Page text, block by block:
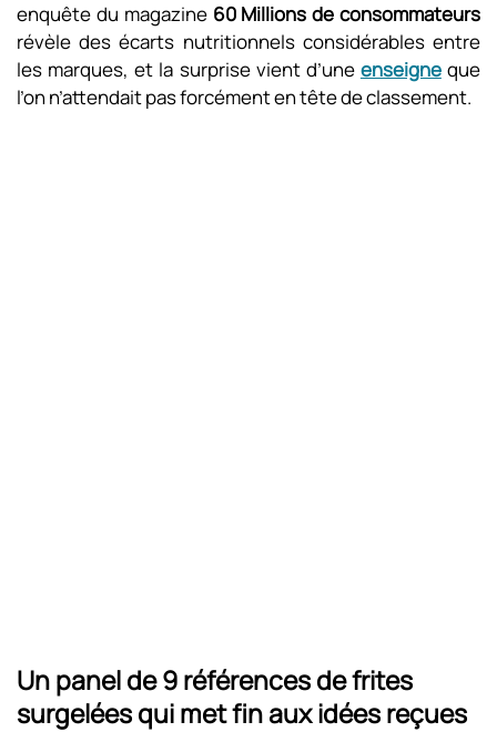
enquête du magazine 60 Millions de consommateurs
révèle des écarts nutritionnels considérables entre
les marques, et la surprise vient d’une enseigneque
l’on n’attendait pas forcément en tête de classement.
Un panel de 9 références de frites
surgelées qui met fin aux idées reçues